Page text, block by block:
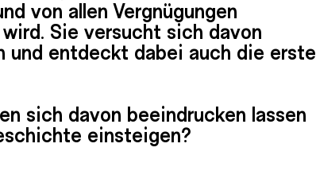
von allen Vergnügungen
Sie versucht sich davon
und entdeckt dabei auch die erste
sich davon beeindrucken lassen
einsteigen?